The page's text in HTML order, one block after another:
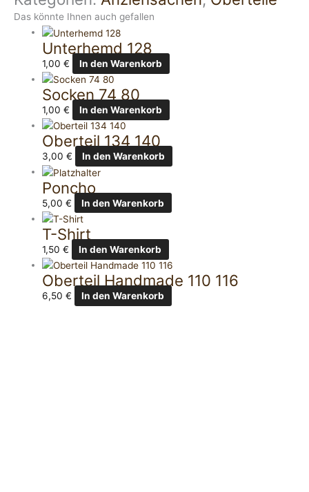
Das könnte Ihnen auch gefallen
Unterhemd 128
1,00€ In den Warenkorb
Socken 74 80
1,00€ In den Warenkorb
Oberteil 134 140
3,00€ In den Warenkorb
Poncho
5,00€ In den Warenkorb
T-Shirt
1,50€ In den Warenkorb
Oberteil Handmade 110 116
6,50€ In den Warenkorb